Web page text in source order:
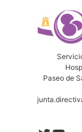
Paseo de